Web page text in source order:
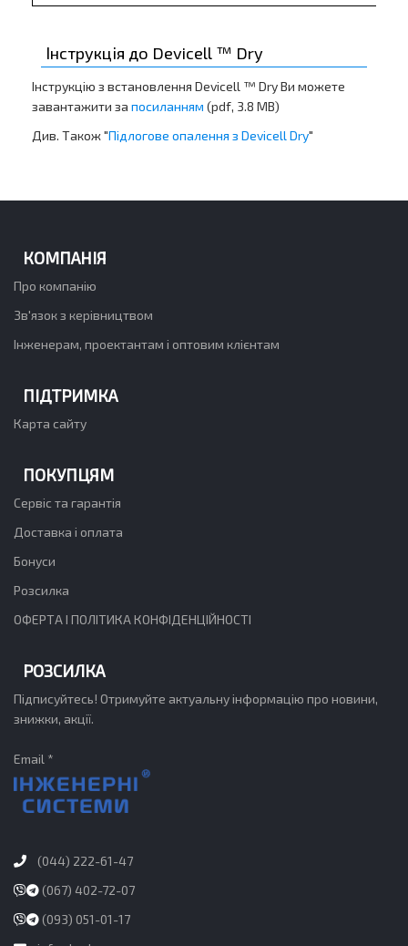
Інструкція до Devicell ™ Dry
Інструкцію з встановлення Devicell ™ Dry Ви можете
завантажити за посиланням (pdf, 3.8 MB)
Див. Також "Підлогове опалення з Devicell Dry"
КОМПАНІЯ
Про компанію
Зв'язок з керівництвом
Інженерам, проектантам і оптовим клієнтам
ПІДТРИМКА
Карта сайту
ПОКУПЦЯМ
Сервіс та гарантія
Доставка і оплата
Бонуси
Розсилка
ОФЕРТА І ПОЛІТИКА КОНФІДЕНЦІЙНОСТІ
РОЗСИЛКА
Підписуйтесь! Отримуйте актуальну інформацію про новини,
знижки, акції.
Email *
(044) 222-61-47
(067) 402-72-07
(093) 051-01-17